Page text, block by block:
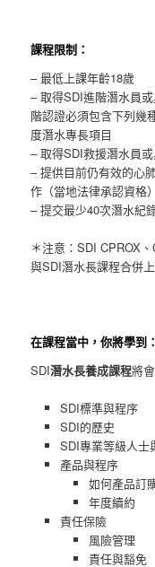
課程限制：
– 最低上課年齡18歲
– 取得SDI進階潛水員
階認證必須包含下列幾
度潛水專長項目
– 取得SDI救援潛水員
– 提供目前仍有效的心
作（當地法律承認資格
– 提交最少40次潛水紀
＊注意：SDI CPROX
與SDI潛水長課程合併
在課程當中，你將學到：
SDI潛水長養成課程將
SDI標準與程序
SDI的歷史
SDI專業等級人士
產品與程序
如何產品訂
年度續約
責任保險
風險管理
責任與豁免